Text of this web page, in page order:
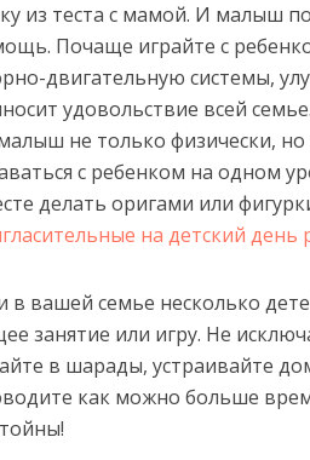
из теста с мамой. И малыш
Почаще играйте с
двигательную системы,
удовольствие всей
не только физически,
с ребенком на одном
делать оригами или
на детский день
в вашей семье несколько
занятие или игру. Не
в шарады, устраивайте
как можно больше